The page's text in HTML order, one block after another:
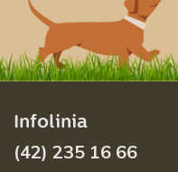
Infolinia
(42) 235 16 66